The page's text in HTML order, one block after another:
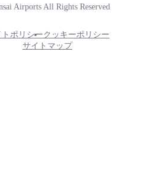
Airports All Rights Reserved
トポリシークッキーポリシー
サイトマップ